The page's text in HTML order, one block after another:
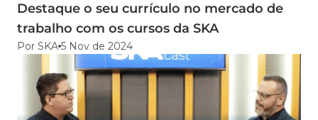
Destaque o seu currículo no mercado de
trabalho com os cursos da SKA
Por SKA 5 Nov de 2024